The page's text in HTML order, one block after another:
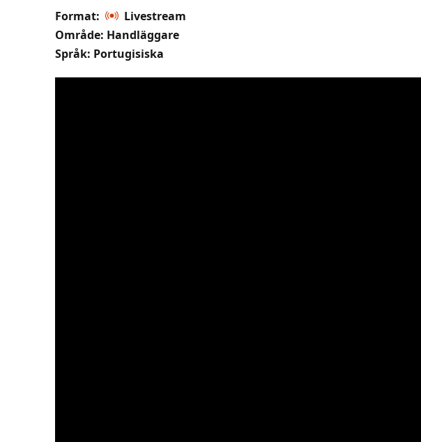
Format:
Livestream
Område: Handläggare
Språk: Portugisiska